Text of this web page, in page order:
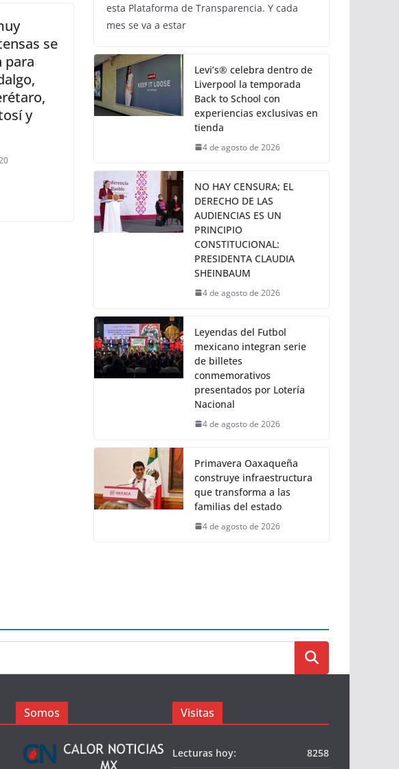
se
para
y
esta Plataforma de Transparencia. Y cada
mes se va a estar
Levi’s® celebra dentro de
Liverpool la temporada
Back to School con
experiencias exclusivas en
tienda
4 de agosto de 2026
NO HAY CENSURA; EL
DERECHO DE LAS
AUDIENCIAS ES UN
PRINCIPIO
CONSTITUCIONAL:
PRESIDENTA CLAUDIA
SHEINBAUM
4 de agosto de 2026
Leyendas del Futbol
mexicano integran serie
de billetes
conmemorativos
presentados por Lotería
Nacional
4 de agosto de 2026
Primavera Oaxaqueña
construye infraestructura
que transforma a las
familias del estado
4 de agosto de 2026
Somos Visitas
8258
Lecturas hoy: